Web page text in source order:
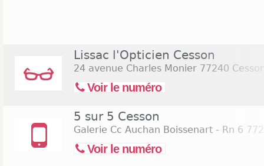
Celio, sergent Major, C&A, ou encore Promod.
la beauté, n'en sont pas absentes, puisqu'on
Yves Rocher.
Lissac l'Opticien Cesson
24 avenue Charles Monier 77240
Voir le numéro
5 sur 5 Cesson
Galerie Cc Auchan Boissenart - Rn 6
Voir le numéro